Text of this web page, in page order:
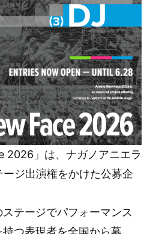
2026」は、ナガノアニエラ
ジ出演権をかけた公募企
テージでパフォーマンス